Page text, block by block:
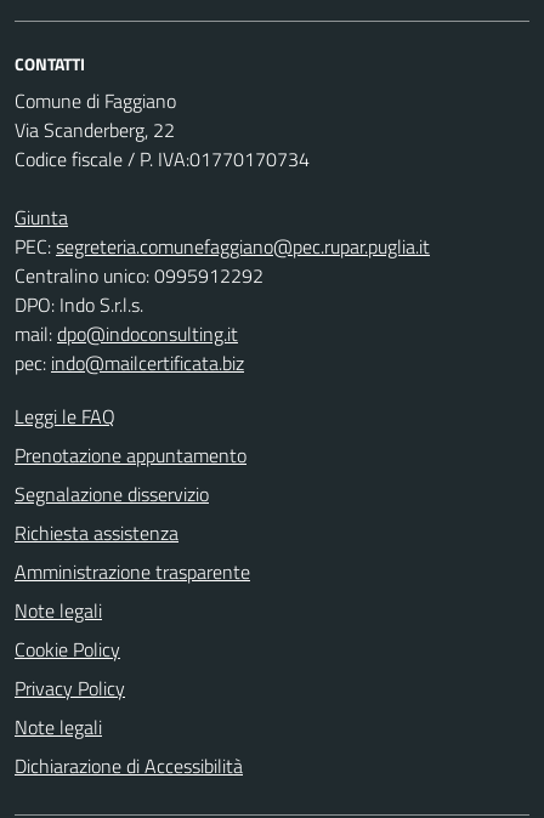
CONTATTI
Comune di Faggiano
Via Scanderberg, 22
Codice fiscale / P. IVA:01770170734
Giunta
PEC:segreteria.comunefaggiano@pec.rupar.puglia.it
Centralino unico: 0995912292
DPO: Indo S.r.l.s.
mail:dpo@indoconsulting.it
pec: indo@mailcertificata.biz
Leggi le FAQ
Prenotazione appuntamento
Segnalazione disservizio
Richiesta assistenza
Amministrazione trasparente
Note legali
Cookie Policy
Privacy Policy
Note legali
Dichiarazione di Accessibilità